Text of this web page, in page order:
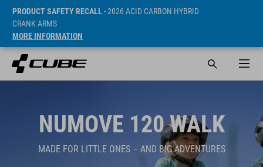
PRODUCT SAFETY RECALL- 2026 ACID CARBON HYBRID
CRANK ARMS
MORE INFORMATION
NUMOVE 120 WALK
MADE FOR LITTLE ONES – AND BIG ADVENTURES